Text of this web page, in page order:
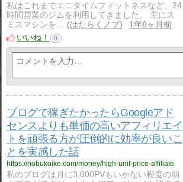
私はこれまでエニタイムフィットネスなど、24
時間営業のジムを利用してきました。 主にス
ミスマシンを…
はたらくノブ
1年8ヶ月前
いいね！
0
ブログで稼ぎたかったらGoogleアド
センスよりも単価の高いアフィリエイ
トを頑張る方が圧倒的に効率が良いこ
とを実感した話
https://nobukoike.com/money/high-unit-price-affiliate
私のブログは月に3,000PVもいかない程度の弱